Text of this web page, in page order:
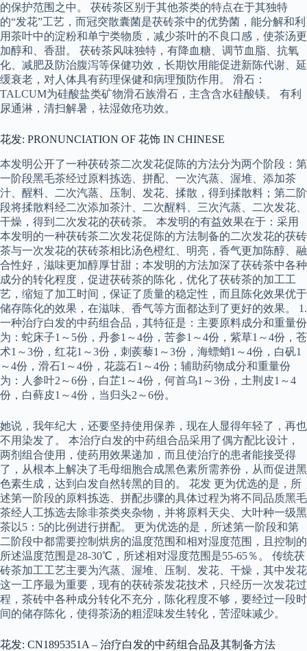
的保护范围之中。 茯砖茶区别于其他茶类的特点在于其独特
的“发花”工艺，而冠突散囊菌是茯砖茶中的优势菌，能分解和利
用茶叶中的淀粉和单宁类物质，减少茶叶的不良口感，使茶汤更
加醇和、香甜。 茯砖茶风味独特，有降血糖、调节血脂、抗氧
化、减肥及防治腹泻等保健功效，长期饮用能促进新陈代谢、延
缓衰老，对人体具有药理保健和病理预防作用。 滑石：
TALCUM为硅酸盐类矿物滑石族滑石，主含含水硅酸镁。 有利
尿通淋，清扫解暑，祛湿敛疮功效。
花发: PRONUNCIATION OF 花饰 IN CHINESE
本发明公开了一种茯砖茶二次发花促陈的方法分为两个阶段：第
一阶段黑毛茶经过原料拣选、拼配、一次汽蒸、渥堆、添加茶
汁、醒料、二次汽蒸、压制、发花、揉散，得到揉散料；第二阶
段将揉散料经二次添加茶汁、二次醒料、三次汽蒸、二次发花、
干燥，得到二次发花的茯砖茶。 本发明的有益效果在于：采用
本发明的一种茯砖茶二次发花促陈的方法制备的二次发花的茯砖
茶与一次发花的茯砖茶相比汤色橙红、明亮，香气更加陈醇、融
合性好，滋味更加醇厚甘甜；本发明的方法加深了茯砖茶中各种
成分的转化程度，促进茯砖茶的陈化，优化了茯砖茶的加工工
艺，缩短了加工时间，保证了质量的稳定性，而且陈化效果优于
储存陈化的效果，在滋味、香气等方面都达到了更好的效果。 1.
一种治疗白发的中药组合品，其特征是：主要原料成分和重量份
为：蛇床子1～5份，丹参1～4份，苦参1～4份，紫草1～4份，苍
术1～3份，红花1～3份，刺蒺藜1～3份，海螵蛸1～4份，白矾1
～4份，滑石1～4份，花蕊石1～4份；辅助药物成分和重量份
为：人参叶2～6份，白芷1～4份，何首乌1～3份，土荆皮1～4
份，白藓皮1～4份，当归头2～6份。
她说，我年纪大，还要坚持使用保养，现在人显得年轻了，再也
不用染发了。 本治疗白发的中药组合品采用了偶方配比设计，
两剂组合使用，使药用效果递加，而且使治疗的患者能接受得
了，从根本上解决了毛母细胞合成黑色素所需养份，从而促进黑
色素生成，达到白发自然转黑的目的。 花发 更为优选的是，所
述第一阶段的原料拣选、拼配步骤的具体过程为将不同品质黑毛
茶经人工拣选去除非茶类夹杂物，并将原料天尖、大叶种一级黑
茶以5：5的比例进行拼配。 更为优选的是，所述第一阶段和第
二阶段中都需要控制烘房的温度范围和相对湿度范围，且控制的
所述温度范围是28-30℃，所述相对湿度范围是55-65％。 传统茯
砖茶加工工艺主要为汽蒸、渥堆、压制、发花、干燥，其中发花
这一工序最为重要，现有的茯砖茶发花技术，只经历一次发花过
程，茶砖中各种成分转化不充分，陈化程度不够，要经过一段时
间的储存陈化，使得茶汤的粗涩味发生转化，苦涩味减少。
花发: CN1895351A – 治疗白发的中药组合品及其制备方法